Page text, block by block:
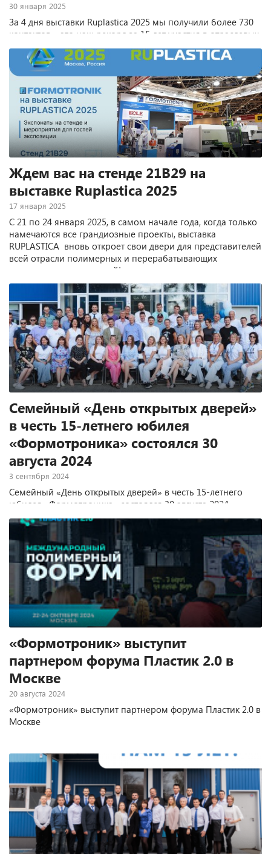
30 января 2025
За 4 дня выставки Ruplastica 2025 мы получили более 730
контактов – это наш рекорд за 15 лет участия в отраслевых
выставках. Комплексную систему автоматизированного
производства литьевых изделий, состоящую из 2-линий,
показали на стенде 21В29 FORMOTRONIK.
Ждем вас на стенде 21В29 на
выставке Ruplastica 2025
17 января 2025
С 21 по 24 января 2025, в самом начале года, когда только
намечаются все грандиозные проекты, выставка
RUPLASTICA вновь откроет свои двери для представителей
всей отрасли полимерных и перерабатывающих
материалов и технологий!
Семейный «День открытых дверей»
в честь 15-летнего юбилея
«Формотроника» состоялся 30
августа 2024
3 сентября 2024
Семейный «День открытых дверей» в честь 15-летнего
юбилея «Формотроника» состоялся 30 августа 2024
«Формотроник» выступит
партнером форума Пластик 2.0 в
Москве
20 августа 2024
«Формотроник» выступит партнером форума Пластик 2.0 в
Москве